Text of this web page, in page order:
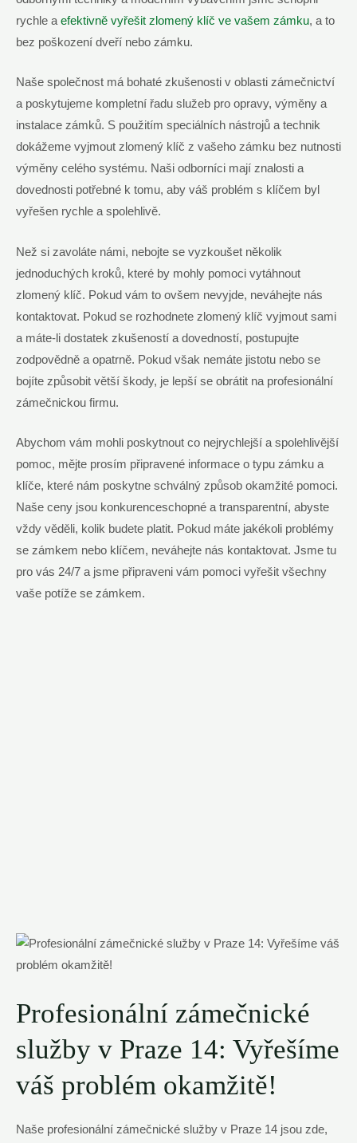
rychle a efektivně vyřešit zlomený klíč ve vašem zámku, a to
bez poškození dveří nebo zámku.
Naše společnost má bohaté zkušenosti v oblasti zámečnictví
a poskytujeme kompletní řadu služeb pro opravy, výměny a
instalace zámků. S použitím speciálních nástrojů a technik
dokážeme vyjmout zlomený klíč z vašeho zámku bez nutnosti
výměny celého systému. Naši odborníci mají znalosti a
dovednosti potřebné k tomu, aby váš problém s klíčem byl
vyřešen rychle a spolehlivě.
Než si zavoláte námi, nebojte se vyzkoušet několik
jednoduchých kroků, které by mohly pomoci vytáhnout
zlomený klíč. Pokud vám to ovšem nevyjde, neváhejte nás
kontaktovat. Pokud se rozhodnete zlomený klíč vyjmout sami
a máte-li dostatek zkušeností a dovedností, postupujte
zodpovědně a opatrně. Pokud však nemáte jistotu nebo se
bojíte způsobit větší škody, je lepší se obrátit na profesionální
zámečnickou firmu.
Abychom vám mohli poskytnout co nejrychlejší a spolehlivější
pomoc, mějte prosím připravené informace o typu zámku a
klíče, které nám poskytne schválný způsob okamžité pomoci.
Naše ceny jsou konkurenceschopné a transparentní, abyste
vždy věděli, kolik budete platit. Pokud máte jakékoli problémy
se zámkem nebo klíčem, neváhejte nás kontaktovat. Jsme tu
pro vás 24/7 a jsme připraveni vám pomoci vyřešit všechny
vaše potíže se zámkem.
Profesionální zámečnické
služby v Praze 14: Vyřešíme
váš problém okamžitě!
Naše profesionální zámečnické služby v Praze 14 jsou zde,